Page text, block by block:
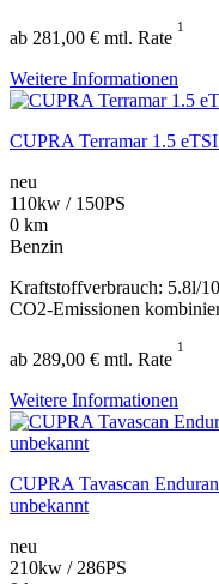
ab 281,00 € mtl. Rate
1
Weitere Informationen
CUPRA Terramar 1.5
neu
110kw / 150PS
0 km
Benzin
Kraftstoffverbrauch: 5.8l/
CO2-Emissionen
ab 289,00 € mtl. Rate
1
Weitere Informationen
CUPRA Tavascan
unbekannt
neu
210kw / 286PS